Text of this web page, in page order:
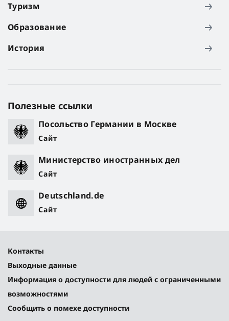
Туризм
Образование
История
Полезные ссылки
Посольство Германии в Москве
Сайт
Министерство иностранных дел
Сайт
Deutschland.de
Сайт
Контакты
Выходные данные
Информация о доступности для людей с ограниченными
возможностями
Сообщить о помехе доступности